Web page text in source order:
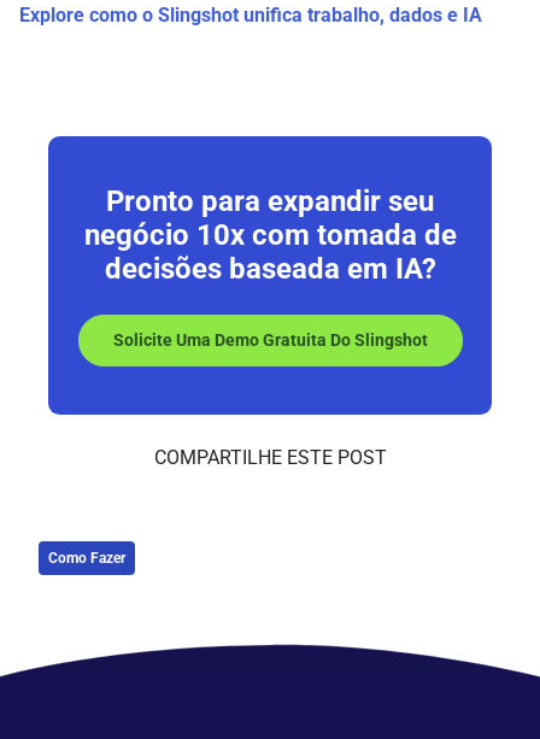
Explore como o Slingshot unifica trabalho, dados e IA
Pronto para expandir seu
negócio 10xcom tomada de
decisões baseada em IA?
Solicite Uma Demo Gratuita Do Slingshot
COMPARTILHE ESTE POST
Como Fazer